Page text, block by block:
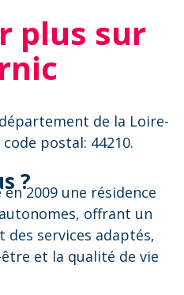
plus sur
de la Loire-
postal: 44210.
?2009 une résidence
offrant un
des services adaptés,
et la qualité de vie